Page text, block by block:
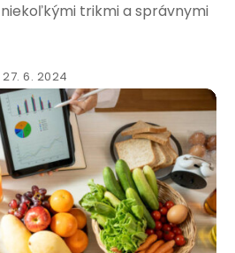
niekoľkými trikmi a správnymi
27. 6. 2024